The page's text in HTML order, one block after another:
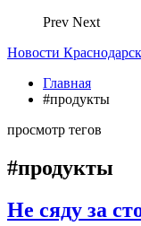
Prev Next
Новости
Главная
#продукты
просмотр тегов
#продукты
Не сяду за